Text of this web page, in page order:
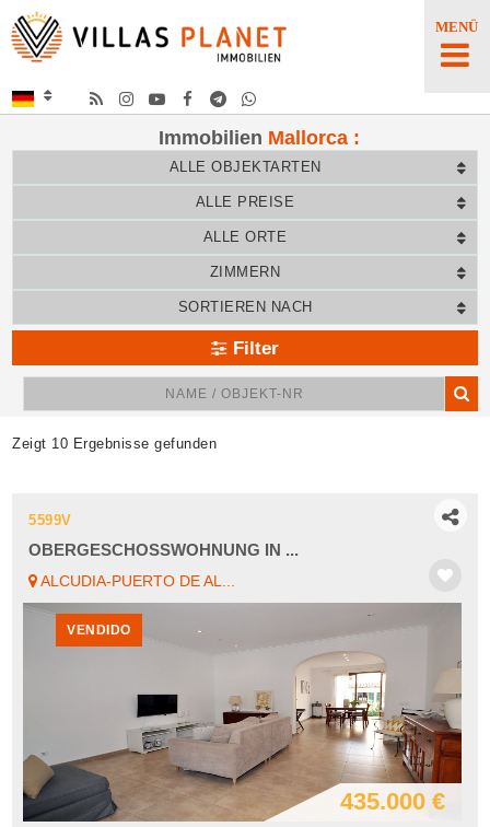
Immobilien Mallorca :
ALLE OBJEKTARTEN
ALLE PREISE
ALLE ORTE
ZIMMERN
SORTIEREN NACH
Filter
MENÜ
Zeigt 10 Ergebnisse gefunden
5599V
OBERGESCHOSSWOHNUNG IN ...
ALCUDIA-PUERTO DE AL...
VENDIDO
435.000 €